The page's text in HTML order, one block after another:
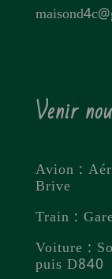
Venir
Avion :
Brive
Train :
Voiture :
puis D840